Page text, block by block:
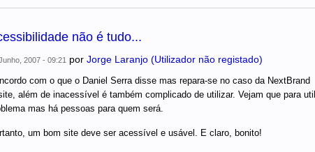
não é tudo...
2007 - 09:21 por Jorge Laranjo (Utilizador não registado)
com o que o Daniel Serra disse mas repara-se no caso da NextBrand
além de inacessível é também complicado de utilizar. Vejam que para
mas há pessoas para quem será.
um bom site deve ser acessível e usável. E claro, bonito!